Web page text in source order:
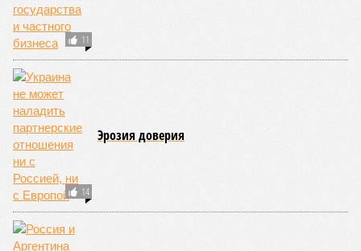
11
14
Эрозия доверия